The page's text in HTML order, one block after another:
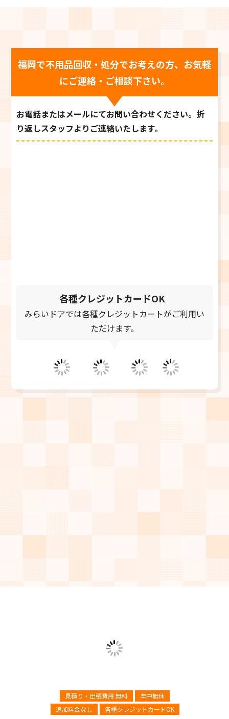
福岡で不用品回収・処分でお考えの方、お気軽
にご連絡・ご相談下さい。
お電話またはメールにてお問い合わせください。折
り返しスタッフよりご連絡いたします。
各種クレジットカードOK
みらいドアでは各種クレジットカートがご利用い
ただけます。
見積り・出張費用 無料
年中無休
追加料金なし
各種クレジットカードOK